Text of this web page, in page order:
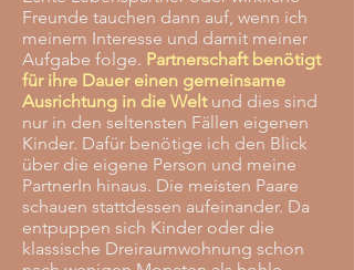
Freunde tauchen dann auf, wenn ich
meinem Interesse und damit meiner
Aufgabe folge. Partnerschaft benötigt
für ihre Dauer einen gemeinsame
Ausrichtung in die Welt und dies sind
nur in den seltensten Fällen eigenen
Kinder. Dafür benötige ich den Blick
über die eigene Person und meine
PartnerIn hinaus. Die meisten Paare
schauen stattdessen aufeinander. Da
entpuppen sich Kinder oder die
klassische Dreiraumwohnung schon